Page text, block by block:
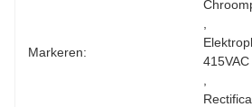
Markeren:
415VAC